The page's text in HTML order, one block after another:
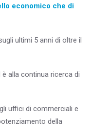
economico che di
ultimi 5 anni di oltre il
alla continua ricerca di
uffici di commerciali e
della